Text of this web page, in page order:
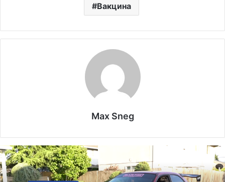
Вакцина
Max Sneg